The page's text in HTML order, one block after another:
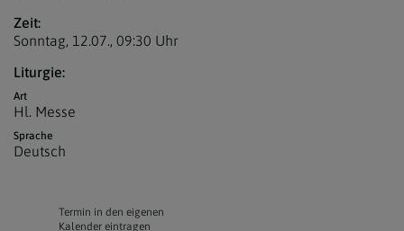
Zeit:
Sonntag, 12.07., 09:30 Uhr
Liturgie:
Art
Hl. Messe
Sprache
Deutsch
Termin in den eigenen
Kalender eintragen